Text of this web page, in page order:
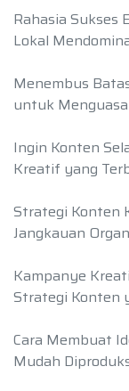
Rahasia Sukses
Lokal
Menembus
untuk
Ingin Konten
Kreatif yang
Strategi Konten
Jangkauan
Kampanye
Strategi Konten
Cara Membuat
Mudah